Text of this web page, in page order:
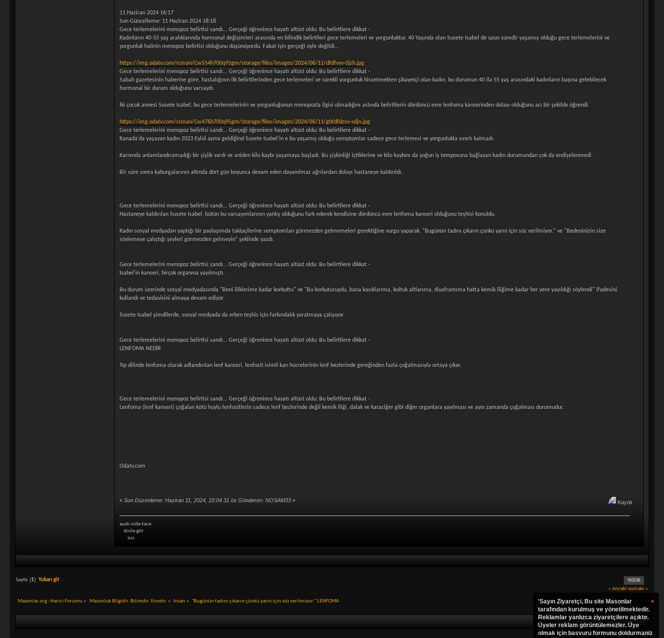
11 Haziran 2024 16:17
Son Güncelleme: 11 Haziran 2024 18:18
Gece terlemelerini menopoz belirtisi sandı... Gerçeği öğrenince hayatı altüst oldu: Bu belirtilere dikkat -
Kadınların 40-55 yaş aralıklarında hormonal değişimleri arasında en bilindik belirtileri gece terlemeleri ve yorgunluktur. 40 Yaşında olan Susete Isabel de uzun süredir yaşamış olduğu gece terlemelerini ve
yorgunluk halinin menopoz belirtisi olduğunu düşünüyordu. Fakat işin gerçeği öyle değildi…
https://img.odatv.com/rcman/Cw554h700q95gm/storage/files/images/2024/06/11/dfdfvvv-0jzh.jpg
Gece terlemelerini menopoz belirtisi sandı... Gerçeği öğrenince hayatı altüst oldu: Bu belirtilere dikkat -
Sabah gazetesinin haberine göre, hastalığının ilk belirtilerinden gece terlemeleri ve sürekli yorgunluk hissetmekten şikayetçi olan kadın, bu durumun 40 ila 55 yaş arasındaki kadınların başına gelebilecek
hormonal bir durum olduğunu varsaydı.
İki çocuk annesi Susete Isabel, bu gece terlemelerinin ve yorgunluğunun menopozla ilgisi olmadığını aslında belirtilerin dördüncü evre lenfoma kanserinden dolayı olduğunu acı bir şekilde öğrendi.
https://img.odatv.com/rcman/Cw476h700q95gm/storage/files/images/2024/06/11/ghfdfdzsv-sdjn.jpg
Gece terlemelerini menopoz belirtisi sandı... Gerçeği öğrenince hayatı altüst oldu: Bu belirtilere dikkat -
Kanada'da yaşayan kadın 2023 Eylül ayına geldiğind Susete Isabel'in e bu yaşamış olduğu semptomlar sadece gece terlemesi ve yorgunlukla sınırlı kalmadı.
Karnında anlamlandıramadığı bir şişlik vardı ve aniden kilo kaybı yaşamaya başladı. Bu şişkinliği içtiklerine ve kilo kaybını da yoğun iş temposuna bağlayan kadın durumundan çok da endişelenmedi.
Bir süre sonra kaburgalarının altında dört gün boyunca devam eden dayanılmaz ağrılardan dolayı hastaneye kaldırıldı.
Gece terlemelerini menopoz belirtisi sandı... Gerçeği öğrenince hayatı altüst oldu: Bu belirtilere dikkat -
Hastaneye kaldırılan Susete Isabel, bütün bu varsayımlarının yanlış olduğunu fark ederek kendisine dördüncü evre lenfoma kanseri olduğunu teşhisi konuldu.
Kadın sosyal medyadan yaptığı bir paylaşımda takipçilerine semptomları görmezden gelmemeleri gerektiğine vurgu yaparak. "Bugünün tadını çıkarın çünkü yarın için söz verilmiyor." ve "Bedeninizin size
söylemeye çalıştığı şeyleri görmezden gelmeyin" şeklinde yazdı.
Gece terlemelerini menopoz belirtisi sandı... Gerçeği öğrenince hayatı altüst oldu: Bu belirtilere dikkat -
Isabel'in kanseri, birçok organına yayılmıştı.
Bu durum üzerinde sosyal medyadasında "Beni iliklerime kadar korkuttu" ve "Bu korkutucuydu, bana kasıklarıma, koltuk altlarıma, diyaframıma hatta kemik iliğime kadar her yere yayıldığı söylendi" ifadesini
kullandı ve tedavisini almaya devam ediyor.
Susete Isabel şimdilerde, sosyal medyada da erken teşhis için farkındalık yaratmaya çalışıyor.
Gece terlemelerini menopoz belirtisi sandı... Gerçeği öğrenince hayatı altüst oldu: Bu belirtilere dikkat -
LENFOMA NEDİR
Tıp dilinde lenfoma olarak adlandırılan lenf kanseri, lenfosit isimli kan hücrelerinin lenf bezlerinde gereğinden fazla çoğalmasıyla ortaya çıkar.
Gece terlemelerini menopoz belirtisi sandı... Gerçeği öğrenince hayatı altüst oldu: Bu belirtilere dikkat -
Lenfoma (lenf kanseri) çoğalan kötü huylu lenfositlerin sadece lenf bezlerinde değil kemik iliği, dalak ve karaciğer gibi diğer organlara yayılması ve aynı zamanda çoğalması durumudur.
Odatv.com
«Son Düzenleme: Haziran 11, 2024, 10:04:31 ös Gönderen: NOSAM33 » Kayıtlı
audi-vide-tace
dinle-gör
sus
YAZDIR
Sayfa: [ 1
Yukarı git
« önceki sonraki »
Masonlar.org - Harici Forumu » Masonluk Bilgidir. Bilimdir. Ilimdir. » Insan » "Bugünün tadını çıkarın çünkü yarın için söz verilmiyor." LENFOMA
Gitmek istediğiniz yer:
×
'Sayın Ziyaretçi, Bu site Masonlar
tarafından kurulmuş ve yönetilmektedir.
Reklamlar yanlızca ziyaretçilere açıktır.
Üyeler reklam görüntülemezler. Üye
olmak için basvuru formunu doldurmaniz